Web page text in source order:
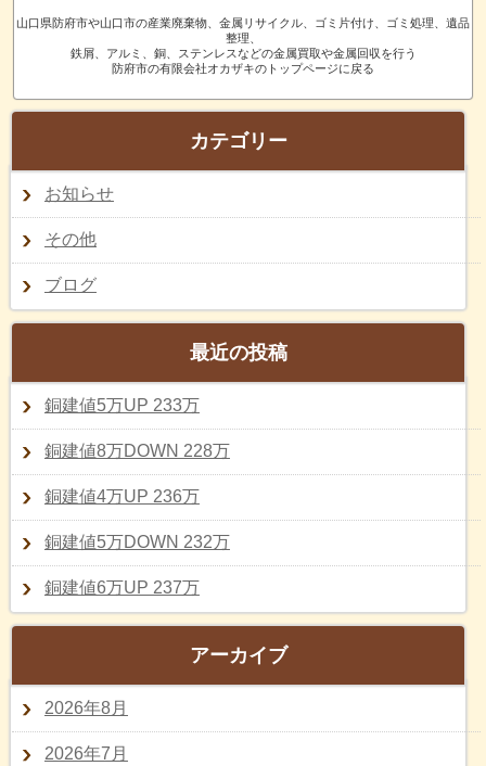
山口県防府市や山口市の産業廃棄物、金属リサイクル、ゴミ片付け、ゴミ処理、遺品
整理、
鉄屑、アルミ、銅、ステンレスなどの金属買取や金属回収を行う
防府市の有限会社オカザキのトップページに戻る
カテゴリー
お知らせ
その他
ブログ
最近の投稿
銅建値5万UP 233万
銅建値8万DOWN 228万
銅建値4万UP 236万
銅建値5万DOWN 232万
銅建値6万UP 237万
アーカイブ
2026年8月
2026年7月